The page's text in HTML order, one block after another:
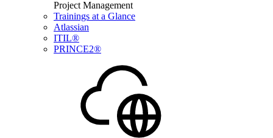
Project Management
Trainings at a Glance
Atlassian
ITIL®
PRINCE2®